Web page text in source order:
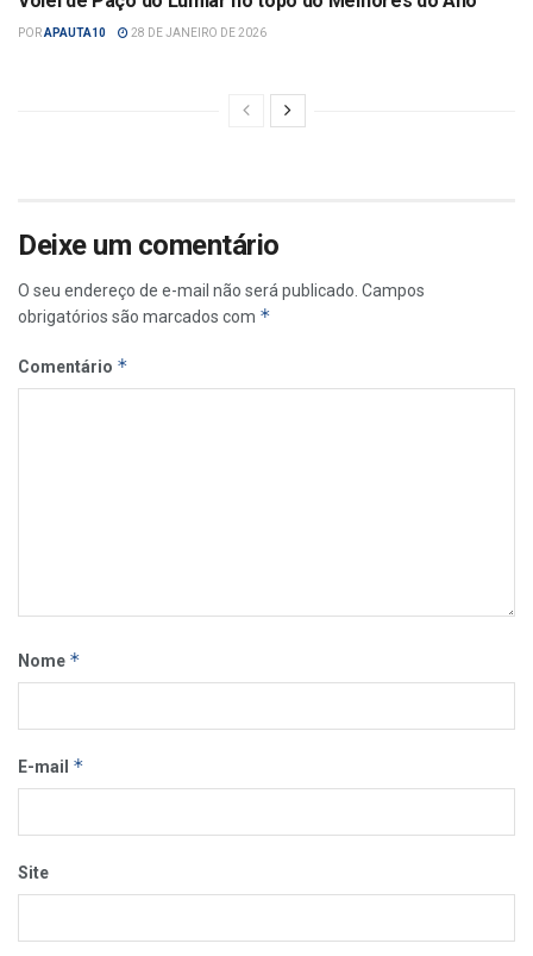
PORAPAUTA10 28 DE JANEIRO DE 2026
Deixe um comentário
O seu endereço de e-mail não será publicado. Campos
obrigatórios são marcados com *
Comentário *
Nome *
E-mail *
Site